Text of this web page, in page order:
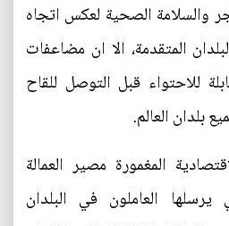
والسلامة الصحية لعكس اتجاه
المتقدمة، الا ان مضاعفات
للاحتواء قبل التوصل للقاح
بلدان العالم.
المغمورة مصير العمالة
يرسلها العاملون في البلدان